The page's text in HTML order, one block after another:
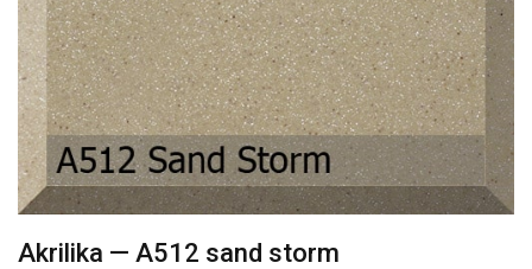
Akrilika — A512 sand storm